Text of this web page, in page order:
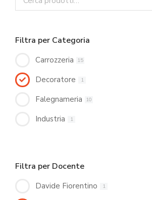
Filtra per Categoria
Carrozzeria 15
Decoratore 1
Falegnameria 10
Industria 1
Filtra per Docente
Davide Fiorentino 1